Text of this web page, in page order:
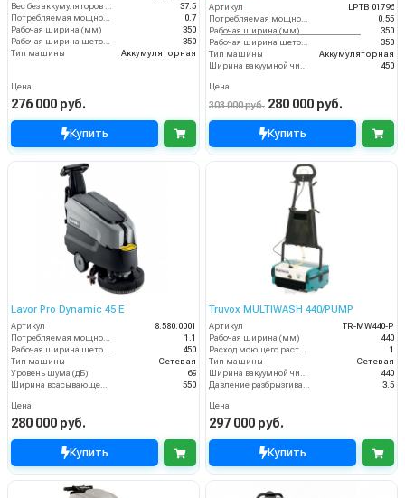
37.5
0.7
Рабочая ширина (мм)
350
350
Тип машины
Аккумуляторная
Цена
276 000 руб.
Купить
Артикул
LPTB 01796
0.55
Рабочая ширина (мм)
350
350
Тип машины
Аккумуляторная
450
Цена
303 000 руб. 280 000 руб.
Купить
Lavor Pro Dynamic 45 E
Артикул
8.580.0001
Потребляемая мощность (кВт)
1.1
Рабочая ширина щеток (мм)
450
Тип машины
Сетевая
Уровень шума (дБ)
69
Ширина всасывающей балки (мм)
550
Цена
280 000 руб.
Купить
Truvox MULTIWASH 440/PUMP
Артикул
TR-MW440-P
Рабочая ширина (мм)
440
Расход моющего раствора (л/мин)
1
Тип машины
Сетевая
Ширина вакуумной чистки (мм)
440
Давление разбрызгивания моющего раствора (бар)
3.5
Цена
297 000 руб.
Купить